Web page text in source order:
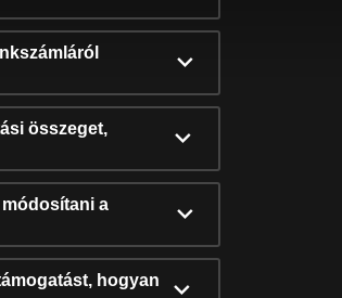
összeget,
a
hogyan